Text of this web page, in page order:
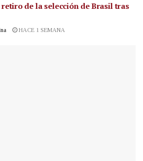
de la selección de Brasil tras
HACE 1 SEMANA